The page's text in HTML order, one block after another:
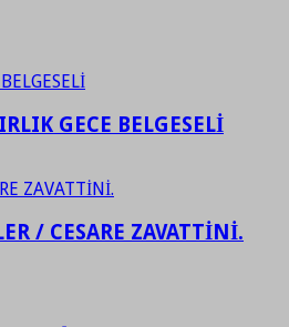
GECE BELGESELİ
/ CESARE ZAVATTİNİ.